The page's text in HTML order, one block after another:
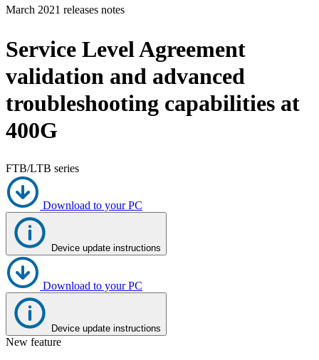
Soluciones
Servicios
Cómo
comprar
Recursos
Contacto
RegisterLogin
Corporate
Careers
Partners
Suppliers
March 2021 releases notes
Service Level Agreement
validation and advanced
troubleshooting capabilities at
400G
FTB/LTB series
Download to your PC
Device update instructions
Download to your PC
Device update instructions
New feature